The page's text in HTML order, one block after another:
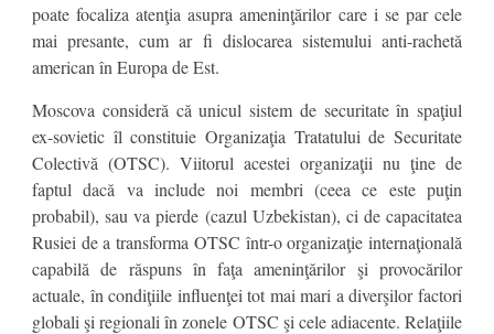
poate focaliza atenţia asupra ameninţărilor care i se par cele
mai presante, cum ar fi dislocarea sistemului anti-rachetă
american în Europa de Est.
Moscova consideră că unicul sistem de securitate în spaţiul
ex-sovietic îl constituie Organizaţia Tratatului de Securitate
Colectivă (OTSC). Viitorul acestei organizaţii nu ţine de
faptul dacă va include noi membri (ceea ce este puţin
probabil), sau va pierde (cazul Uzbekistan), ci de capacitatea
Rusiei de a transforma OTSC într-o organizaţie internaţională
capabilă de răspuns în faţa ameninţărilor şi provocărilor
actuale, în condiţiile influenţei tot mai mari a diverşilor factori
globali şi regionali în zonele OTSC şi cele adiacente. Relaţiile